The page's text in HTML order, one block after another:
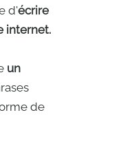
d'écrire
internet.
un
de